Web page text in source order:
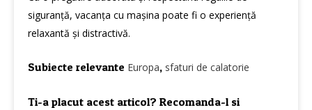
siguranță, vacanța cu mașina poate fi o experiență
relaxantă și distractivă.
Subiecte relevante Europa, sfaturi de calatorie
Ti-a placut acest articol? Recomanda-l si